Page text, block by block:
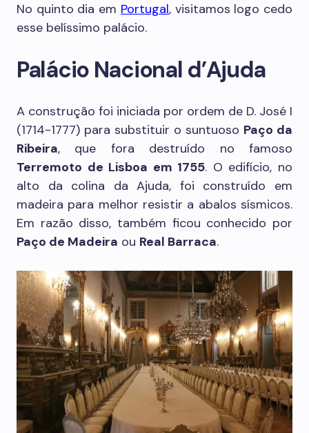
No quinto dia em Portugal, visitamos logo cedo
esse belíssimo palácio.
Palácio Nacional d’Ajuda
A construção foi iniciada por ordem de D. José I
(1714-1777) para substituir o suntuoso Paço da
Ribeira, que fora destruído no famoso
Terremoto de Lisboa em 1755. O edifício, no
alto da colina da Ajuda, foi construído em
madeira para melhor resistir a abalos sísmicos.
Em razão disso, também ficou conhecido por
Paço de Madeira ou Real Barraca.